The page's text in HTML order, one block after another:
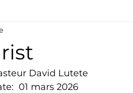
David Lutete
01 mars 2026